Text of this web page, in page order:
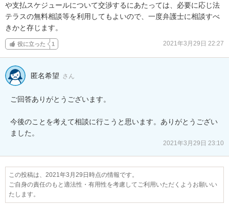
や支払スケジュールについて交渉するにあたっては、必要に応じ法
テラスの無料相談等を利用してもよいので、一度弁護士に相談すべ
きかと存じます。
役に立った 1 2021年3月29日 22:27
匿名希望 さん
ご回答ありがとうございます。
今後のことを考えて相談に行こうと思います。ありがとうござい
ました。
2021年3月29日 23:10
この投稿は、2021年3月29日時点の情報です。
ご自身の責任のもと適法性・有用性を考慮してご利用いただくようお願いい
たします。